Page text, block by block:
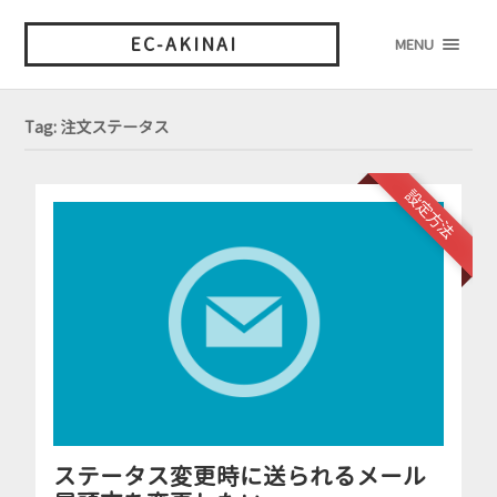
EC-AKINAI MENU
Tag: 注文ステータス
設定方法
ステータス変更時に送られるメール